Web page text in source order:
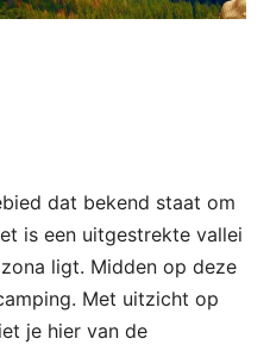
dat bekend staat om
is een uitgestrekte vallei
ligt. Midden op deze
Met uitzicht op
je hier van de